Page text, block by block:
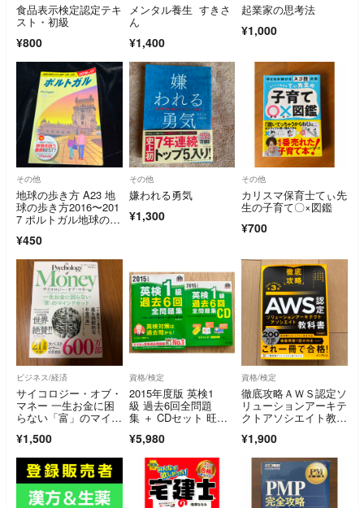
食品表示検定認定テキ
スト・初級
¥800
メンタル養生 すきさ
ん
¥1,400
起業家の思考法
¥1,000
その他
地球の歩き方 A23 地
球の歩き方2016〜201
7 ポルトガル地球の歩
¥450
その他
嫌われる勇気
¥1,300
その他
カリスマ保育士てぃ先
生の子育て〇×図鑑
¥700
ビジネス/経済
サイコロジー・オブ・
マネー 一生お金に困
らない「富」のマイン
ハウセル
¥1,500
資格/検定
2015年度版 英検1
級 過去6回全問題
集 ＋ CDセット 旺文
¥5,980
資格/検定
徹底攻略ＡＷＳ認定ソ
リューションアーキテ
クトアソシエイト教科
¥1,900